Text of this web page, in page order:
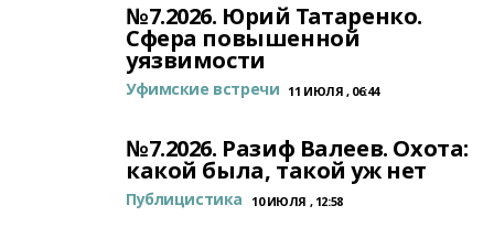
№7.2026. Юрий Татаренко.
Сфера повышенной
уязвимости
Уфимские встречи 11 ИЮЛЯ , 06:44
№7.2026. Разиф Валеев. Охота:
какой была, такой уж нет
Публицистика 10 ИЮЛЯ , 12:58